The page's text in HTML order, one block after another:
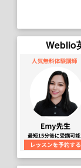
Weblio